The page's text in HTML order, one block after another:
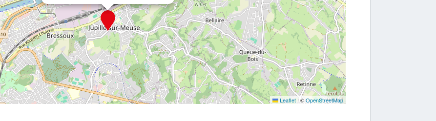
Leaflet | ©OpenStreetMap